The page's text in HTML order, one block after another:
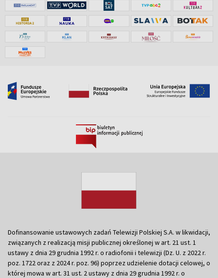
Dofinansowanie ustawowych zadań Telewizji Polskiej S.A. w likwidacji,
związanych z realizacją misji publicznej określonej w art. 21 ust. 1
ustawy z dnia 29 grudnia 1992 r. o radiofonii i telewizji (Dz. U. z 2022 r.
poz. 1722 oraz z 2024 r. poz. 96) poprzez udzielenie dotacji celowej, o
której mowa w art. 31 ust. 2 ustawy z dnia 29 grudnia 1992 r. o